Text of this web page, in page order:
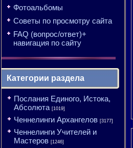
Фотоальбомы
Советы по просмотру сайта
FAQ (вопрос/ответ)+
навигация по сайту
Категории раздела
Послания Единого, Истока,
Абсолюта [1019]
Ченнелинги Архангелов [3177]
Ченнелинги Учителей и
Мастеров [1246]